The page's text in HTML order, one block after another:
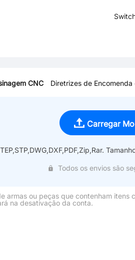
CNC Diretrizes de
Carregar
Todos os envios são
armas ou peças que contenham
na desativação da conta.